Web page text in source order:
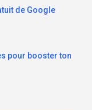
de Google
pour booster ton